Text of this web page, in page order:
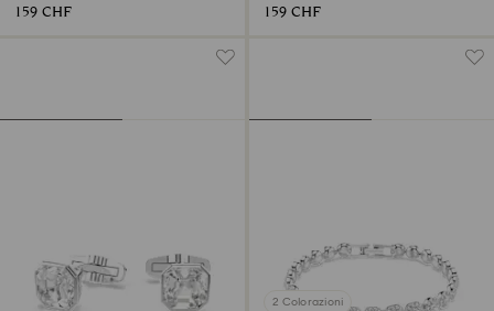
159 CHF 159 CHF
2 Colorazioni